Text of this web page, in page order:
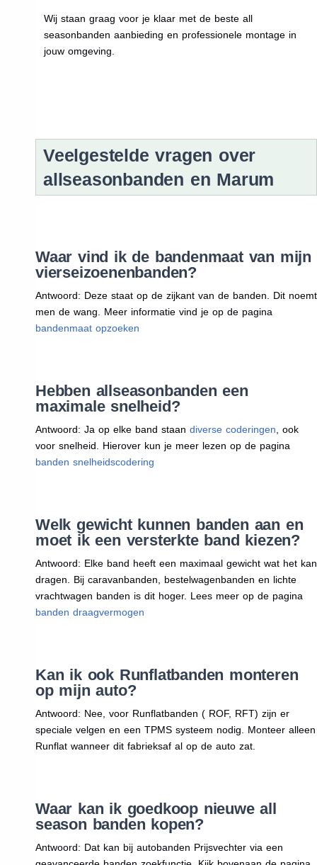
Wij staan graag voor je klaar met de beste all
seasonbanden aanbieding en professionele montage in
jouw omgeving.
Veelgestelde vragen over
allseasonbanden en Marum
Waar vind ik de bandenmaat van mijn
vierseizoenenbanden?
Antwoord: Deze staat op de zijkant van de banden. Dit noemt
men de wang. Meer informatie vind je op de pagina
bandenmaat opzoeken
Hebben allseasonbanden een
maximale snelheid?
Antwoord: Ja op elke band staan diverse coderingen , ook
voor snelheid. Hierover kun je meer lezen op de pagina
banden snelheidscodering
Welk gewicht kunnen banden aan en
moet ik een versterkte band kiezen?
Antwoord: Elke band heeft een maximaal gewicht wat het kan
dragen. Bij caravanbanden, bestelwagenbanden en lichte
vrachtwagen banden is dit hoger. Lees meer op de pagina
banden draagvermogen
Kan ik ook Runflatbanden monteren
op mijn auto?
Antwoord: Nee, voor Runflatbanden ( ROF, RFT) zijn er
speciale velgen en een TPMS systeem nodig. Monteer alleen
Runflat wanneer dit fabrieksaf al op de auto zat.
Waar kan ik goedkoop nieuwe all
season banden kopen?
Antwoord: Dat kan bij autobanden Prijsvechter via een